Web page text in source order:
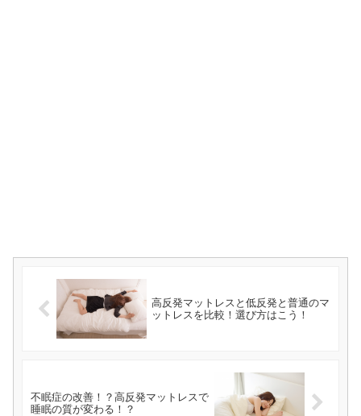
高反発マットレスと低反発と普通のマ
ットレスを比較！選び方はこう！
不眠症の改善！？高反発マットレスで
睡眠の質が変わる！？